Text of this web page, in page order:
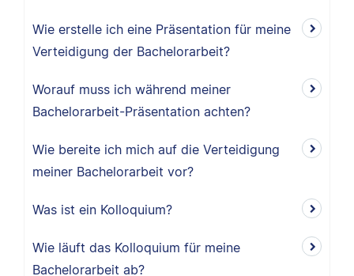
Wie erstelle ich eine Präsentation für meine
Verteidigung der Bachelorarbeit?
Worauf muss ich während meiner
Bachelorarbeit-Präsentation achten?
Wie bereite ich mich auf die Verteidigung
meiner Bachelorarbeit vor?
Was ist ein Kolloquium?
Wie läuft das Kolloquium für meine
Bachelorarbeit ab?